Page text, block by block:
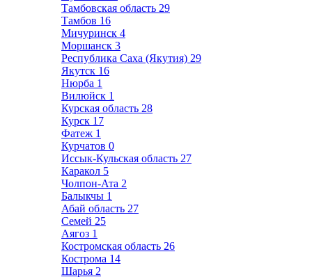
Тамбовская область 29
Тамбов 16
Мичуринск 4
Моршанск 3
Республика Саха (Якутия) 29
Якутск 16
Нюрба 1
Вилюйск 1
Курская область 28
Курск 17
Фатеж 1
Курчатов 0
Иссык-Кульская область 27
Каракол 5
Чолпон-Ата 2
Балыкчы 1
Абай область 27
Семей 25
Аягоз 1
Костромская область 26
Кострома 14
Шарья 2